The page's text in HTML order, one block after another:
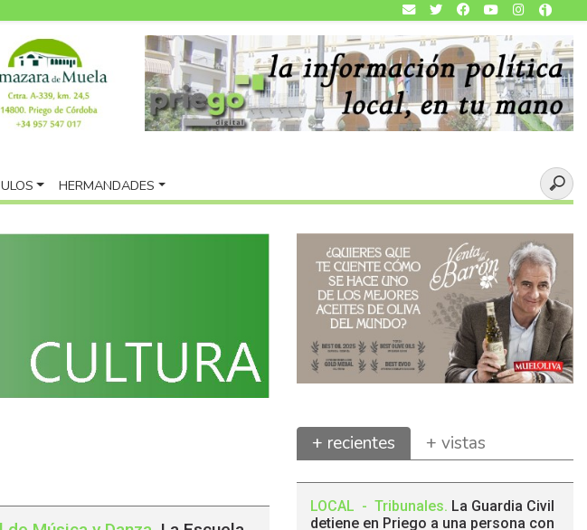
HERMANDADES
+ recientes + vistas
LOCAL - Tribunales. La Guardia Civil
detiene en Priego a una persona con